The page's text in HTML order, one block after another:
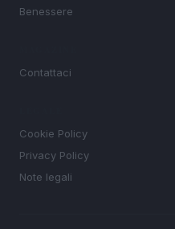
Benessere
Contattaci
Cookie Policy
Privacy Policy
Note legali